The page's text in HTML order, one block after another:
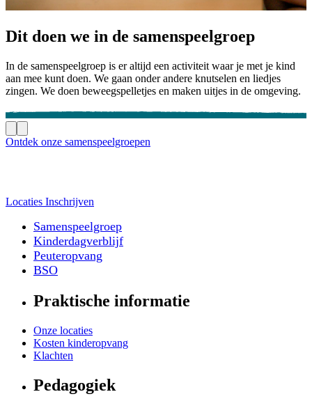
Dit doen we in de samenspeelgroep
In de samenspeelgroep is er altijd een activiteit waar je met je kind
aan mee kunt doen. We gaan onder andere knutselen en liedjes
zingen. We doen beweegspelletjes en maken uitjes in de omgeving.
Ontdek onze samenspeelgroepen
Locaties Inschrijven
Samenspeelgroep
Kinderdagverblijf
Peuteropvang
BSO
Praktische informatie
Onze locaties
Kosten kinderopvang
Klachten
Pedagogiek